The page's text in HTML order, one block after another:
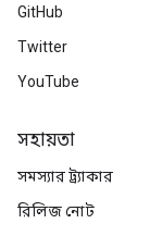
GitHub
Twitter
YouTube
সহায়তা
সমস্যার ট্র্যাকার
রিলিজ নোট